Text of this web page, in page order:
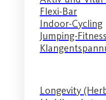
Flexi-Bar
Indoor-Cycling
Jumping-Fitness
Longevity